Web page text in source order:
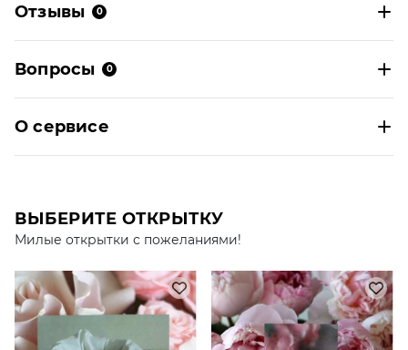
Отзывы 0
Вопросы 0
О сервисе
ВЫБЕРИТЕ ОТКРЫТКУ
Милые открытки с пожеланиями!